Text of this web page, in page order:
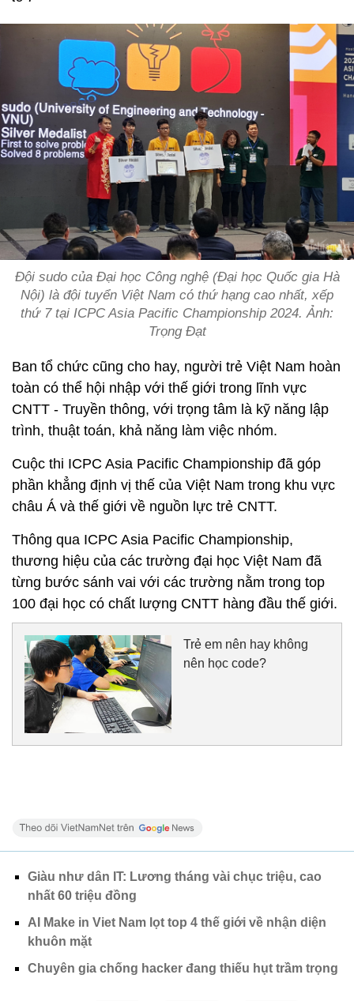
Đội sudo của Đại học Công nghệ (Đại học Quốc gia Hà
Nội) là đội tuyển Việt Nam có thứ hạng cao nhất, xếp
thứ 7 tại ICPC Asia Pacific Championship 2024. Ảnh:
Trọng Đạt
Ban tổ chức cũng cho hay, người trẻ Việt Nam hoàn
toàn có thể hội nhập với thế giới trong lĩnh vực
CNTT - Truyền thông, với trọng tâm là kỹ năng lập
trình, thuật toán, khả năng làm việc nhóm.
Cuộc thi ICPC Asia Pacific Championship đã góp
phần khẳng định vị thế của Việt Nam trong khu vực
châu Á và thế giới về nguồn lực trẻ CNTT.
Thông qua ICPC Asia Pacific Championship,
thương hiệu của các trường đại học Việt Nam đã
từng bước sánh vai với các trường nằm trong top
100 đại học có chất lượng CNTT hàng đầu thế giới.
Trẻ em nên hay không
nên học code?
Giàu như dân IT: Lương tháng vài chục triệu, cao
nhất 60 triệu đồng
AI Make in Viet Nam lọt top 4 thế giới về nhận diện
khuôn mặt
Chuyên gia chống hacker đang thiếu hụt trầm trọng